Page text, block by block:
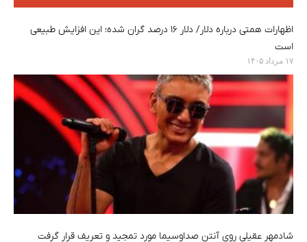
اظهارات همتی درباره دلار/ دلار ۱۶ درصد گران شده؛ این افزایش طبیعی
است
۱۷ مرداد ۱۴۰۵
شادمهر عقیلی روی آنتن صداوسیما مورد تمجید و تعریف قرار گرفت